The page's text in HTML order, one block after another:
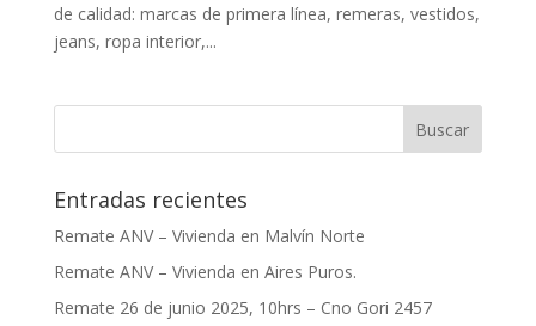
de calidad: marcas de primera línea, remeras, vestidos,
jeans, ropa interior,...
Entradas recientes
Remate ANV – Vivienda en Malvín Norte
Remate ANV – Vivienda en Aires Puros.
Remate 26 de junio 2025, 10hrs – Cno Gori 2457